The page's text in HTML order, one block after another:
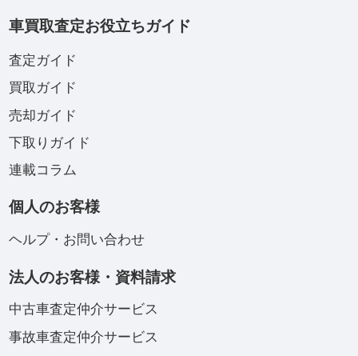
車買取査定お役立ちガイド
査定ガイド
買取ガイド
売却ガイド
下取りガイド
連載コラム
個人のお客様
ヘルプ・お問い合わせ
法人のお客様・資料請求
中古車査定仲介サービス
事故車査定仲介サービス